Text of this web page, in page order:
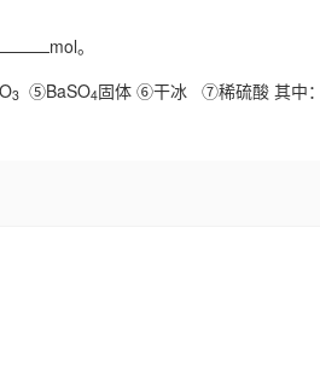
mol。
3 ⑤BaSO4固体 ⑥干冰 ⑦稀硫酸 其中